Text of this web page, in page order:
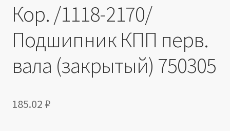
Кор. /1118-2170/
Подшипник КПП перв.
вала (закрытый) 750305
185.02 ₽